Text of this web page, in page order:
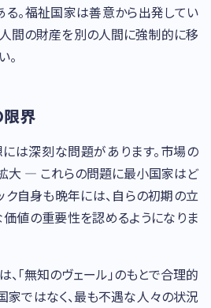
。福祉国家は善意から出発してい
間の財産を別の人間に強制的に移
。
限界
は深刻な問題があります。市場の
大 — これらの問題に最小国家はど
ク自身も晩年には、自らの初期の立
値の重要性を認めるようになりま
、「無知のヴェール」のもとで合理的
ではなく、最も不遇な人々の状況